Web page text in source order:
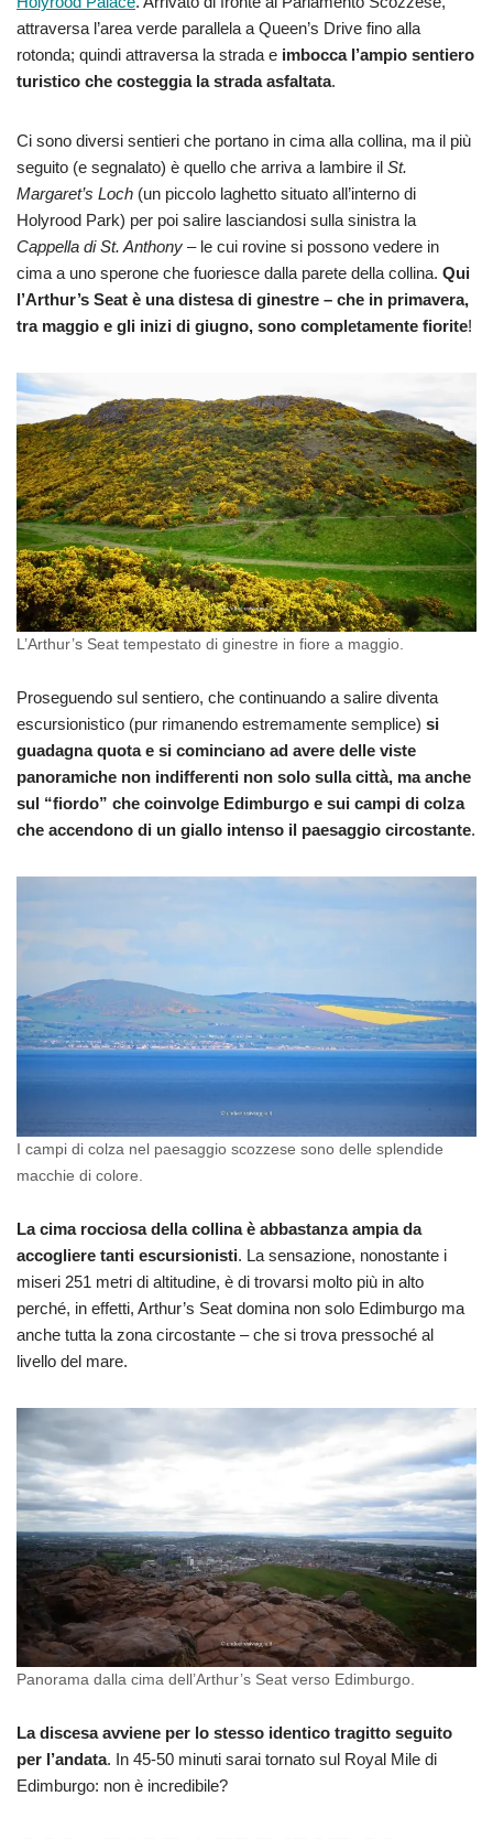
attraversa l’area verde parallela a Queen’s Drive fino alla
rotonda; quindi attraversa la strada e imbocca l’ampio sentiero
turistico che costeggia la strada asfaltata.
Ci sono diversi sentieri che portano in cima alla collina, ma il più
seguito (e segnalato) è quello che arriva a lambire il St.
Margaret’s Loch (un piccolo laghetto situato all’interno di
Holyrood Park) per poi salire lasciandosi sulla sinistra la
Cappella di St. Anthony – le cui rovine si possono vedere in
cima a uno sperone che fuoriesce dalla parete della collina. Qui
l’Arthur’s Seat è una distesa di ginestre – che in primavera,
tra maggio e gli inizi di giugno, sono completamente fiorite!
L’Arthur’s Seat tempestato di ginestre in fiore a maggio.
Proseguendo sul sentiero, che continuando a salire diventa
escursionistico (pur rimanendo estremamente semplice) si
guadagna quota e si cominciano ad avere delle viste
panoramiche non indifferenti non solo sulla città, ma anche
sul “fiordo” che coinvolge Edimburgo e sui campi di colza
che accendono di un giallo intenso il paesaggio circostante.
I campi di colza nel paesaggio scozzese sono delle splendide
macchie di colore.
La cima rocciosa della collina è abbastanza ampia da
accogliere tanti escursionisti. La sensazione, nonostante i
miseri 251 metri di altitudine, è di trovarsi molto più in alto
perché, in effetti, Arthur’s Seat domina non solo Edimburgo ma
anche tutta la zona circostante – che si trova pressoché al
livello del mare.
Panorama dalla cima dell’Arthur’s Seat verso Edimburgo.
La discesa avviene per lo stesso identico tragitto seguito
per l’andata. In 45-50 minuti sarai tornato sul Royal Mile di
Edimburgo: non è incredibile?